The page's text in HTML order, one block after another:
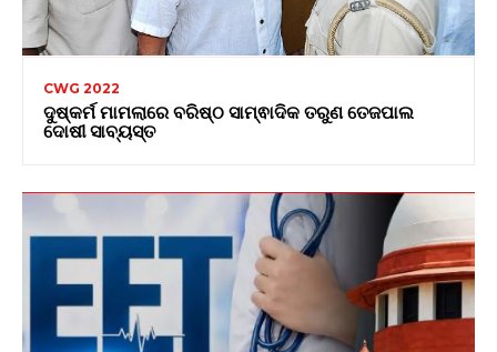
CWG 2022
ଦୁଷ୍କର୍ମ ମାମଲାରେ ବରିଷ୍ଠ ସାମ୍ଵାଦିକ ତରୁଣ ତେଜପାଲ
ଦୋଷୀ ସାବ୍ୟସ୍ତ